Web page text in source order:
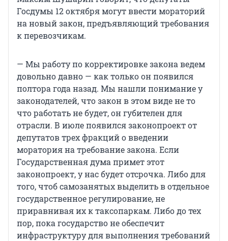
Госдумы 12 октября могут ввести мораторий
на новый закон, предъявляющий требования
к перевозчикам.
— Мы работу по корректировке закона ведем
довольно давно — как только он появился
полтора года назад. Мы нашли понимание у
законодателей, что закон в этом виде не то
что работать не будет, он губителен для
отрасли. В июле появился законопроект от
депутатов трех фракций о введении
моратория на требование закона. Если
Государственная дума примет этот
законопроект, у нас будет отсрочка. Либо для
того, чтоб самозанятых выделить в отдельное
государственное регулирование, не
приравнивая их к таксопаркам. Либо до тех
пор, пока государство не обеспечит
инфраструктуру для выполнения требований